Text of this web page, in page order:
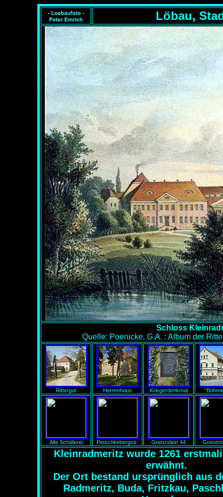
Löbau,
Schloss
Quelle: Poenicke, G.A. : Album der
Rittergut Herrenhaus Kriegerdenkmal
Alte Schäferei Petschkebergstr. Grenzstein 44
Kleinradmeritz wurde 1261
erwähnt.
Der Ort bestand ursprünglich aus
Radmeritz, Buda, Fritzkau,